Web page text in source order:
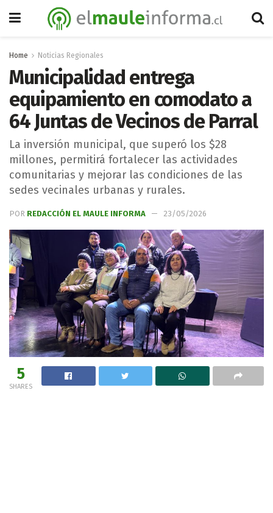
Home Noticias Regionales
Municipalidad entrega
equipamiento en comodato a
64 Juntas de Vecinos de Parral
La inversión municipal, que superó los $28
millones, permitirá fortalecer las actividades
comunitarias y mejorar las condiciones de las
sedes vecinales urbanas y rurales.
POR REDACCIÓN EL MAULE INFORMA 23/05/2026
5
SHARES